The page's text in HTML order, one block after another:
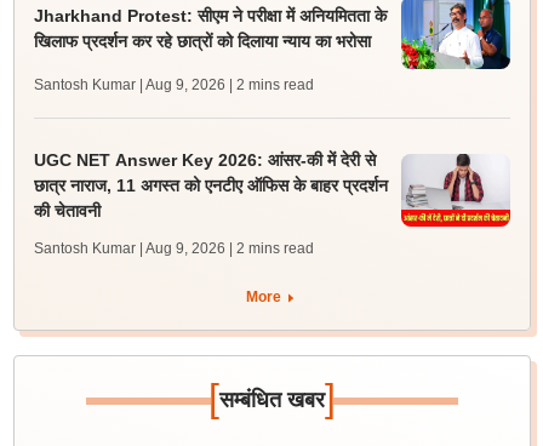
Jharkhand Protest: सीएम ने परीक्षा में अनियमितता के
खिलाफ प्रदर्शन कर रहे छात्रों को दिलाया न्याय का भरोसा
Santosh Kumar | Aug 9, 2026 | 2 mins read
UGC NET Answer Key 2026: आंसर-की में देरी से
छात्र नाराज, 11 अगस्त को एनटीए ऑफिस के बाहर प्रदर्शन
की चेतावनी
Santosh Kumar | Aug 9, 2026 | 2 mins read
More
[सम्बंधित खबर]